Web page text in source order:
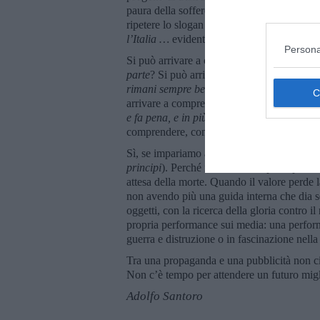
paura della sofferenza,
ripetere lo slogan della canzoncina della
l’Italia … evidentemente c’è un’altra
Si può arrivare a comprendere che
parte? Si può arrivare a comprendere che
rimani sempre bene in vista, e non
arrivare a comprendere che costoro, come
e fa pena, e in più c’’è la scena del killer
comprendere, come cantava J Ax, che
Sì, se impariamo a distinguere tra ciò che
principi). Perché i valori senza principi
attesa della morte. Quando il valore perde
non avendo più una guida interna che dia
oggetti, con la ricerca della gloria contro il
propria performance sui media: una
guerra e distruzione o in fascinazione
Tra una propaganda e una pubblicità non
Non c’è tempo per attendere un futuro
Adolfo Santoro